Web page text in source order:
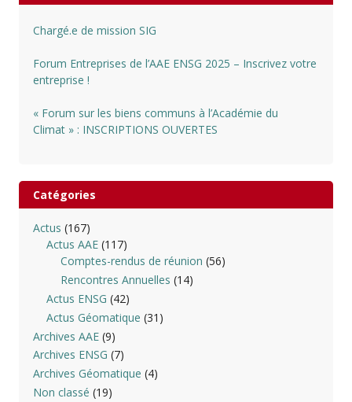
Chargé.e de mission SIG
Forum Entreprises de l’AAE ENSG 2025 – Inscrivez votre
entreprise !
« Forum sur les biens communs à l’Académie du
Climat » : INSCRIPTIONS OUVERTES
Catégories
Actus (167)
Actus AAE (117)
Comptes-rendus de réunion (56)
Rencontres Annuelles (14)
Actus ENSG (42)
Actus Géomatique (31)
Archives AAE(9)
Archives ENSG (7)
Archives Géomatique (4)
Non classé (19)